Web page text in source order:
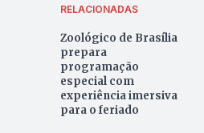
RELACIONADAS
Zoológico de Brasília
prepara
programação
especial com
experiência imersiva
para o feriado